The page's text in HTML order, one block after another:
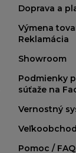
Doprava a
Výmena
Reklamácia
Showroom
Podmienky
súťaže na
Vernostný
Veľkoobchod
Pomoc / FAQ